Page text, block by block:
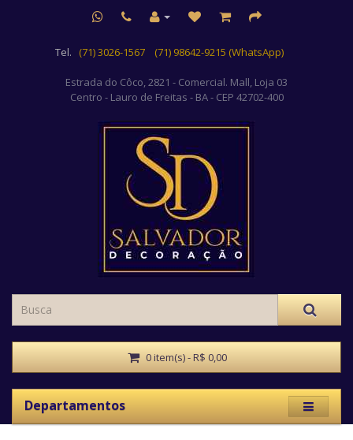
Tel. (71) 3026-1567 (71) 98642-9215 (WhatsApp)
Estrada do Côco, 2821 - Comercial. Mall, Loja 03
Centro - Lauro de Freitas - BA - CEP 42702-400
0 item(s) - R$ 0,00
Departamentos